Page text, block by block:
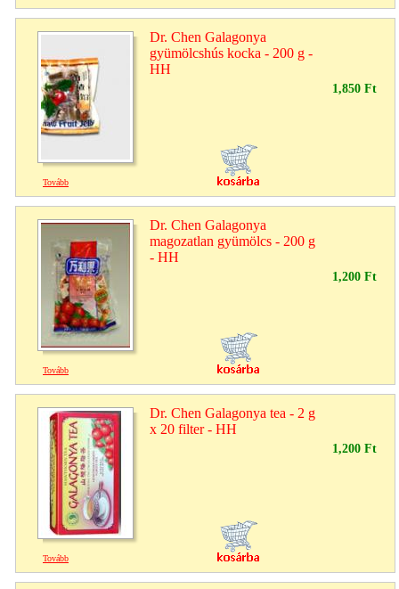
Dr. Chen Galagonya
gyümölcshús kocka - 200 g -
HH
1,850 Ft
Tovább
Dr. Chen Galagonya
magozatlan gyümölcs - 200 g
- HH
1,200 Ft
Tovább
Dr. Chen Galagonya tea - 2 g
x 20 filter - HH
1,200 Ft
Tovább